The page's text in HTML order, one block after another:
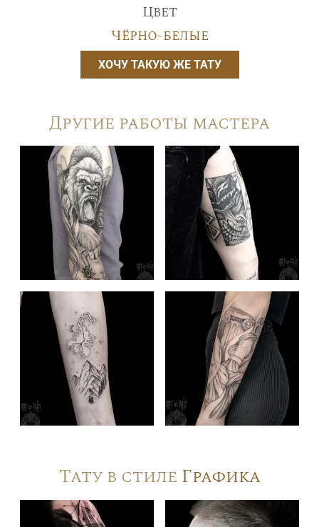
Цвет
Чёрно-белые
ХОЧУ ТАКУЮ ЖЕ ТАТУ
Другие работы мастера
Тату в стиле Графика